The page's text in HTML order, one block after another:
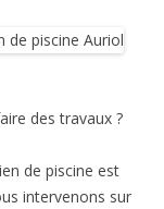
des travaux ?
de piscine est
intervenons sur